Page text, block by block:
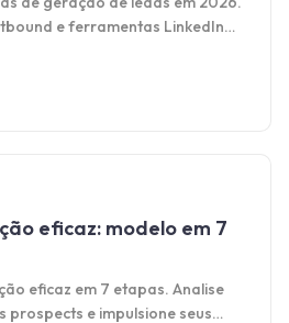
e ferramentas LinkedIn
eficaz: modelo em 7
eficaz em 7 etapas. Analise
prospects e impulsione seus